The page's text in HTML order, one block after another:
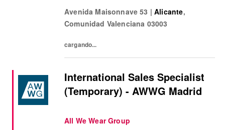
para nuestra tienda en Av. Maisonnave, 53...
Avenida Maisonnave 53 | Alicante,
Comunidad Valenciana 03003
cargando...
International Sales Specialist
(Temporary) - AWWG Madrid
All We Wear Group